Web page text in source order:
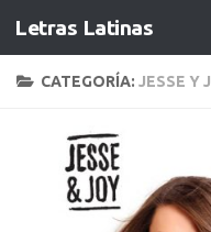
Letras Latinas
CATEGORÍA: JESSE Y